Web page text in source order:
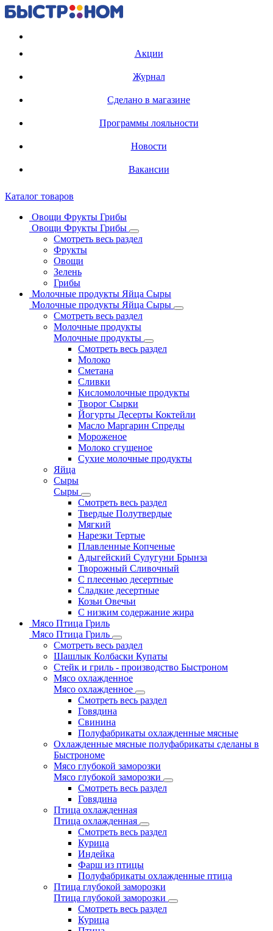
Акции
Журнал
Сделано в магазине
Программы лояльности
Новости
Вакансии
Каталог товаров
Овощи Фрукты Грибы
Овощи Фрукты Грибы
Смотреть весь раздел
Фрукты
Овощи
Зелень
Грибы
Молочные продукты Яйца Сыры
Молочные продукты Яйца Сыры
Смотреть весь раздел
Молочные продукты
Молочные продукты
Смотреть весь раздел
Молоко
Сметана
Сливки
Кисломолочные продукты
Творог Сырки
Йогурты Десерты Коктейли
Масло Маргарин Спреды
Мороженое
Молоко сгущеное
Сухие молочные продукты
Яйца
Сыры
Сыры
Смотреть весь раздел
Твердые Полутвердые
Мягкий
Нарезки Тертые
Плавленные Копченые
Адыгейский Сулугуни Брынза
Творожный Сливочный
С плесенью десертные
Сладкие десертные
Козьи Овечьи
С низким содержание жира
Мясо Птица Гриль
Мясо Птица Гриль
Смотреть весь раздел
Шашлык Колбаски Купаты
Стейк и гриль - производство Быстроном
Мясо охлажденное
Мясо охлажденное
Смотреть весь раздел
Говядина
Свинина
Полуфабрикаты охлажденные мясные
Охлажденные мясные полуфабрикаты сделаны в
Быстрономе
Мясо глубокой заморозки
Мясо глубокой заморозки
Смотреть весь раздел
Говядина
Птица охлажденная
Птица охлажденная
Смотреть весь раздел
Курица
Индейка
Фарш из птицы
Полуфабрикаты охлажденные птица
Птица глубокой заморозки
Птица глубокой заморозки
Смотреть весь раздел
Курица